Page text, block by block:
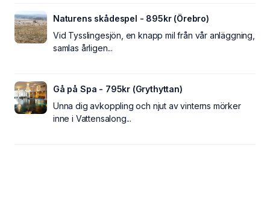
Naturens skådespel - 895kr (Örebro)
Vid Tysslingesjön, en knapp mil från vår anläggning,
samlas årligen...
Gå på Spa - 795kr (Grythyttan)
Unna dig avkoppling och njut av vinterns mörker
inne i Vattensalong...